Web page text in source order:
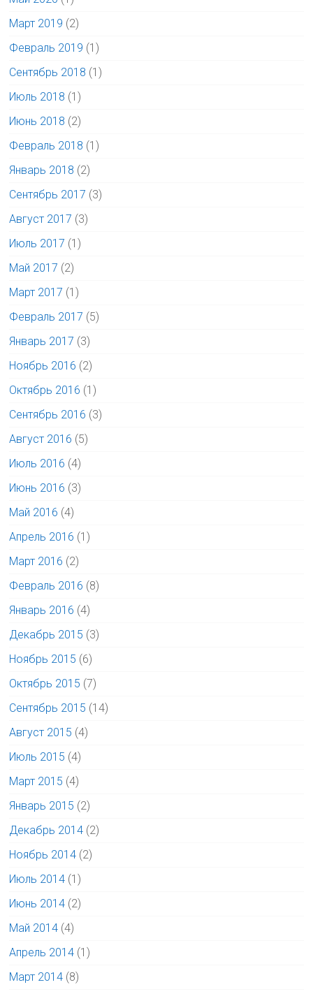
Март 2019 (2)
Февраль 2019 (1)
Сентябрь 2018 (1)
Июль 2018 (1)
Июнь 2018 (2)
Февраль 2018 (1)
Январь 2018 (2)
Сентябрь 2017 (3)
Август 2017 (3)
Июль 2017 (1)
Май 2017 (2)
Март 2017 (1)
Февраль 2017 (5)
Январь 2017 (3)
Ноябрь 2016 (2)
Октябрь 2016 (1)
Сентябрь 2016 (3)
Август 2016 (5)
Июль 2016 (4)
Июнь 2016 (3)
Май 2016 (4)
Апрель 2016 (1)
Март 2016 (2)
Февраль 2016 (8)
Январь 2016 (4)
Декабрь 2015 (3)
Ноябрь 2015 (6)
Октябрь 2015 (7)
Сентябрь 2015 (14)
Август 2015 (4)
Июль 2015 (4)
Март 2015 (4)
Январь 2015 (2)
Декабрь 2014 (2)
Ноябрь 2014 (2)
Июль 2014 (1)
Июнь 2014 (2)
Май 2014 (4)
Апрель 2014 (1)
Март 2014 (8)